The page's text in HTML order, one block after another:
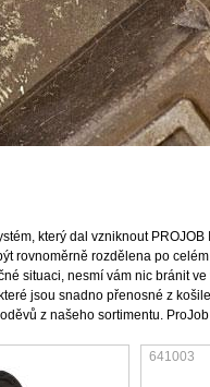
který dal vzniknout
rovnoměrně rozdělena po
situaci, nesmí vám nic bránit
jsou snadno přenosné z
z našeho sortimentu.
641003